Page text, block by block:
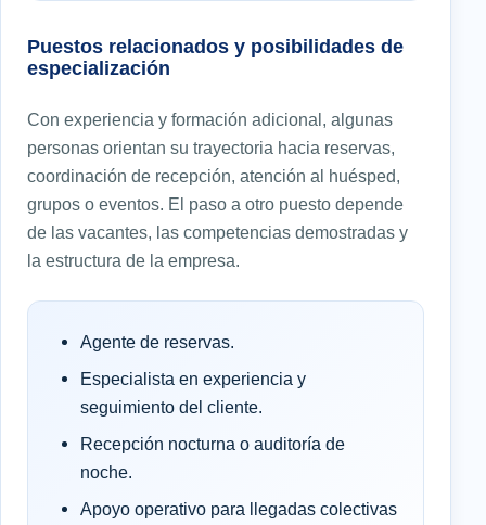
Puestos relacionados y posibilidades de
especialización
Con experiencia y formación adicional, algunas
personas orientan su trayectoria hacia reservas,
coordinación de recepción, atención al huésped,
grupos o eventos. El paso a otro puesto depende
de las vacantes, las competencias demostradas y
la estructura de la empresa.
Agente de reservas.
Especialista en experiencia y
seguimiento del cliente.
Recepción nocturna o auditoría de
noche.
Apoyo operativo para llegadas colectivas